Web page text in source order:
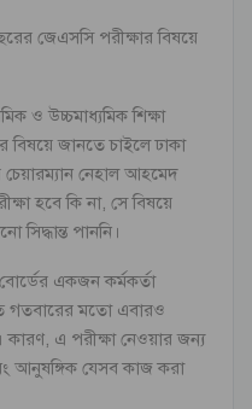
জেএসসি পরীক্ষার বিষয়ে
ও উচ্চমাধ্যমিক শিক্ষা
জানতে চাইলে ঢাকা
চেয়ারম্যান নেহাল আহমেদ
হবে কি না, সে বিষয়ে
সিদ্ধান্ত পাননি।
একজন কর্মকর্তা
গতবারের মতো এবারও
কারণ, এ পরীক্ষা নেওয়ার জন্য
আনুষঙ্গিক যেসব কাজ করা